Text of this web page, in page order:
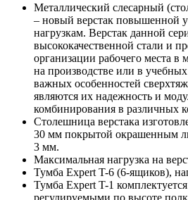
Металлический слесарный
– новый верстак повышенной
нагрузкам. Верстак данной
высококачественной стали и
организации рабочего места в
на производстве или в
важных особенностей
являются их надежность и
комбинирования в различных
Столешница верстака
30 мм покрытой окрашенным
3 мм.
Максимальная нагрузка на
Тумба Expert T-6 (6-ящиков),
Тумба Expert T-1
регулируемыми по высоте